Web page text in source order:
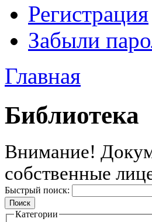
Регистрация
Забыли
Главная
Библиотека
Внимание!
собственные
Быстрый поиск:
Категории